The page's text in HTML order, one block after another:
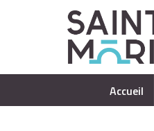
Accueil